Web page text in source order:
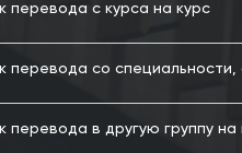
перевода с курса на курс
перевода со
перевода в другую группу на